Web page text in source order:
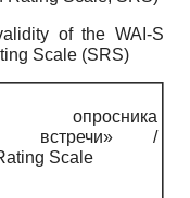
of the WAI-S
Scale (SRS)
встречи» /
Scale